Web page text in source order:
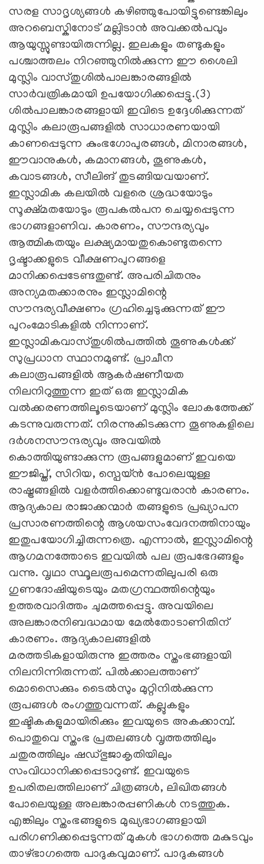
സരള സാദൃശ്യങ്ങൾ കഴിഞ്ഞുപോയിട്ടുണ്ടെങ്കിലും
അറബെസ്കിനോട്‌ മല്ലിടാൻ അവക്കൽപവും
ആയുസ്സുണ്ടായിരുന്നില്ല. ഇലകളും തണ്ടുകളും
പശ്ചാത്തലം നിറഞ്ഞുനിൽക്കുന്ന ഈ ശൈലി
മുസ്ലിം വാസ്തുശിൽപാലങ്കാരങ്ങളിൽ
സാർവത്രികമായി ഉപയോഗിക്കപ്പെട്ടു.(3)
ശിൽപാലങ്കാരങ്ങളായി ഇവിടെ ഉദ്ദേശിക്കുന്നത്‌
മുസ്ലിം കലാരൂപങ്ങളിൽ സാധാരണയായി
കാണപ്പെടുന്ന കുംഭഗോപുരങ്ങൾ, മിനാരങ്ങൾ,
ഈവാനുകൾ, കമാനങ്ങൾ, തൂണുകൾ,
കവാടങ്ങൾ, സീലിങ്‌ തുടങ്ങിയവയാണ്‌.
ഇസ്ലാമിക കലയിൽ വളരെ ശ്രദ്ധയോടും
സൂക്ഷ്മതയോടും രൂപകൽപന ചെയ്യപ്പെടുന്ന
ഭാഗങ്ങളാണിവ. കാരണം, സൗന്ദര്യവും
ആത്മികതയും ലക്ഷ്യമായതുകൊണ്ടുതന്നെ
ദൃഷ്ടാക്കളുടെ വീക്ഷണപുറങ്ങളെ
മാനിക്കപ്പെടേണ്ടതുണ്ട്‌. അപരിചിതനും
അന്യമതക്കാരനും ഇസ്ലാമിന്റെ
സൗന്ദര്യവീക്ഷണം ഗ്രഹിച്ചെടുക്കുന്നത്‌ ഈ
പുറംമോടികളിൽ നിന്നാണ്‌.
ഇസ്ലാമികവാസ്തുശിൽപത്തിൽ തൂണുകൾക്ക്‌
സുപ്രധാന സ്ഥാനമുണ്ട്‌. പ്രാചീന
കലാരൂപങ്ങളിൽ ആകർഷണീയത
നിലനിറുത്തുന്ന ഇത്‌ ഒരു ഇസ്ലാമിക
വൽക്കരണത്തിലൂടെയാണ്‌ മുസ്ലിം ലോകത്തേക്ക്‌
കടന്നുവരുന്നത്‌. നിരന്നുകിടക്കുന്ന തൂണുകളിലെ
ദർശനസൗന്ദര്യവും അവയിൽ
കൊത്തിയുണ്ടാക്കുന്ന രൂപങ്ങളുമാണ്‌ ഇവയെ
ഈജിപ്ത്‌, സിറിയ, സ്പെയ്ൻ പോലെയുള്ള
രാഷ്ട്രങ്ങളിൽ വളർത്തിക്കൊണ്ടുവരാൻ കാരണം.
ആദ്യകാല രാജാക്കന്മാർ തങ്ങളുടെ പ്രഖ്യാപന
പ്രസാരണത്തിന്റെ ആശയസംവേദനത്തിനായും
ഇതുപയോഗിച്ചിരുന്നത്രെ. എന്നാൽ, ഇസ്ലാമിന്റെ
ആഗമനത്തോടെ ഇവയിൽ പല രൂപഭേദങ്ങളും
വന്നു. വൃഥാ സ്ഥൂലരൂപമെന്നതിലുപരി ഒരു
ഗുണദോഷിയുടെയും മതഗ്രന്ഥത്തിന്റെയും
ഉത്തരവാദിത്തം ചുമത്തപ്പെട്ടു. അവയിലെ
അലങ്കാരനിബദ്ധമായ മേൽതോടാണിതിന്‌
കാരണം. ആദ്യകാലങ്ങളിൽ
മരത്തടികളായിരുന്നു ഇത്തരം സ്തംഭങ്ങളായി
നിലനിന്നിരുന്നത്‌. പിൽക്കാലത്താണ്‌
മൊസൈക്കും ടൈൽസും മുറ്റിനിൽക്കുന്ന
രൂപങ്ങൾ രംഗത്തുവന്നത്‌. കല്ലുകളും
ഇഷ്ടികകളുമായിരിക്കും ഇവയുടെ അകക്കാമ്പ്‌.
പൊതുവെ സ്തംഭ പ്രതലങ്ങൾ വൃത്തത്തിലും
ചതുരത്തിലും ഷഡ്ഭുജാകൃതിയിലും
സംവിധാനിക്കപ്പെടാറുണ്ട്‌. ഇവയുടെ
ഉപരിതലത്തിലാണ്‌ ചിത്രങ്ങൾ, ലിഖിതങ്ങൾ
പോലെയുള്ള അലങ്കാരപ്പണികൾ നടത്തുക.
എങ്കിലും സ്തംഭങ്ങളുടെ മുഖ്യഭാഗങ്ങളായി
പരിഗണിക്കപ്പെടുന്നത്‌ മുകൾ ഭാഗത്തെ മകുടവും
താഴ്ഭാഗത്തെ പാദുകവുമാണ്‌. പാദുകങ്ങൾ